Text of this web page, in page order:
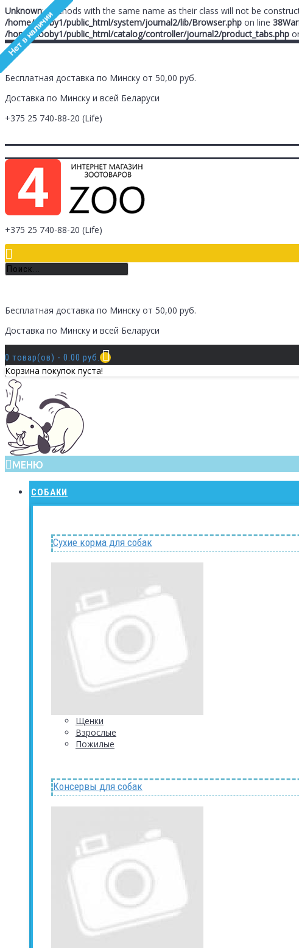
Unknown: Methods with the same name as their class will not be
/home/zooby1/public_html/system/journal2/lib/Browser.php on line 38
/home/zooby1/public_html/catalog/controller/journal2/product_tabs.php
Бесплатная доставка по Минску от 50,00 руб.
Доставка по Минску и всей Беларуси
+375 25 740-88-20 (Life)
+375 25 740-88-20 (Life)
Бесплатная доставка по Минску от 50,00 руб.
Доставка по Минску и всей Беларуси
0 товар(ов) - 0.00 руб.
Корзина покупок пуста!
МЕНЮ
СОБАКИ
Сухие корма для собак
Щенки
Взрослые
Пожилые
Консервы для собак